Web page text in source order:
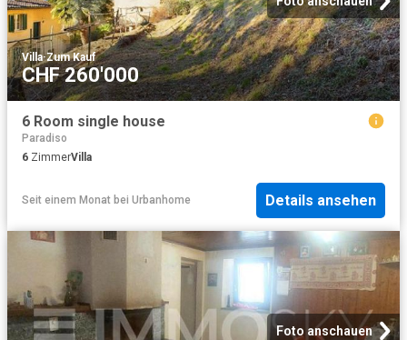
Villa·Zum Kauf
CHF 260'000
6 Room single house
Paradiso
6 ZimmerVilla
Seit einem Monat bei Urbanhome Details ansehen
Foto anschauen